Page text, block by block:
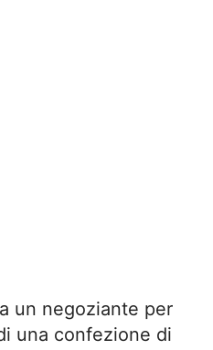
un negoziante per
una confezione di